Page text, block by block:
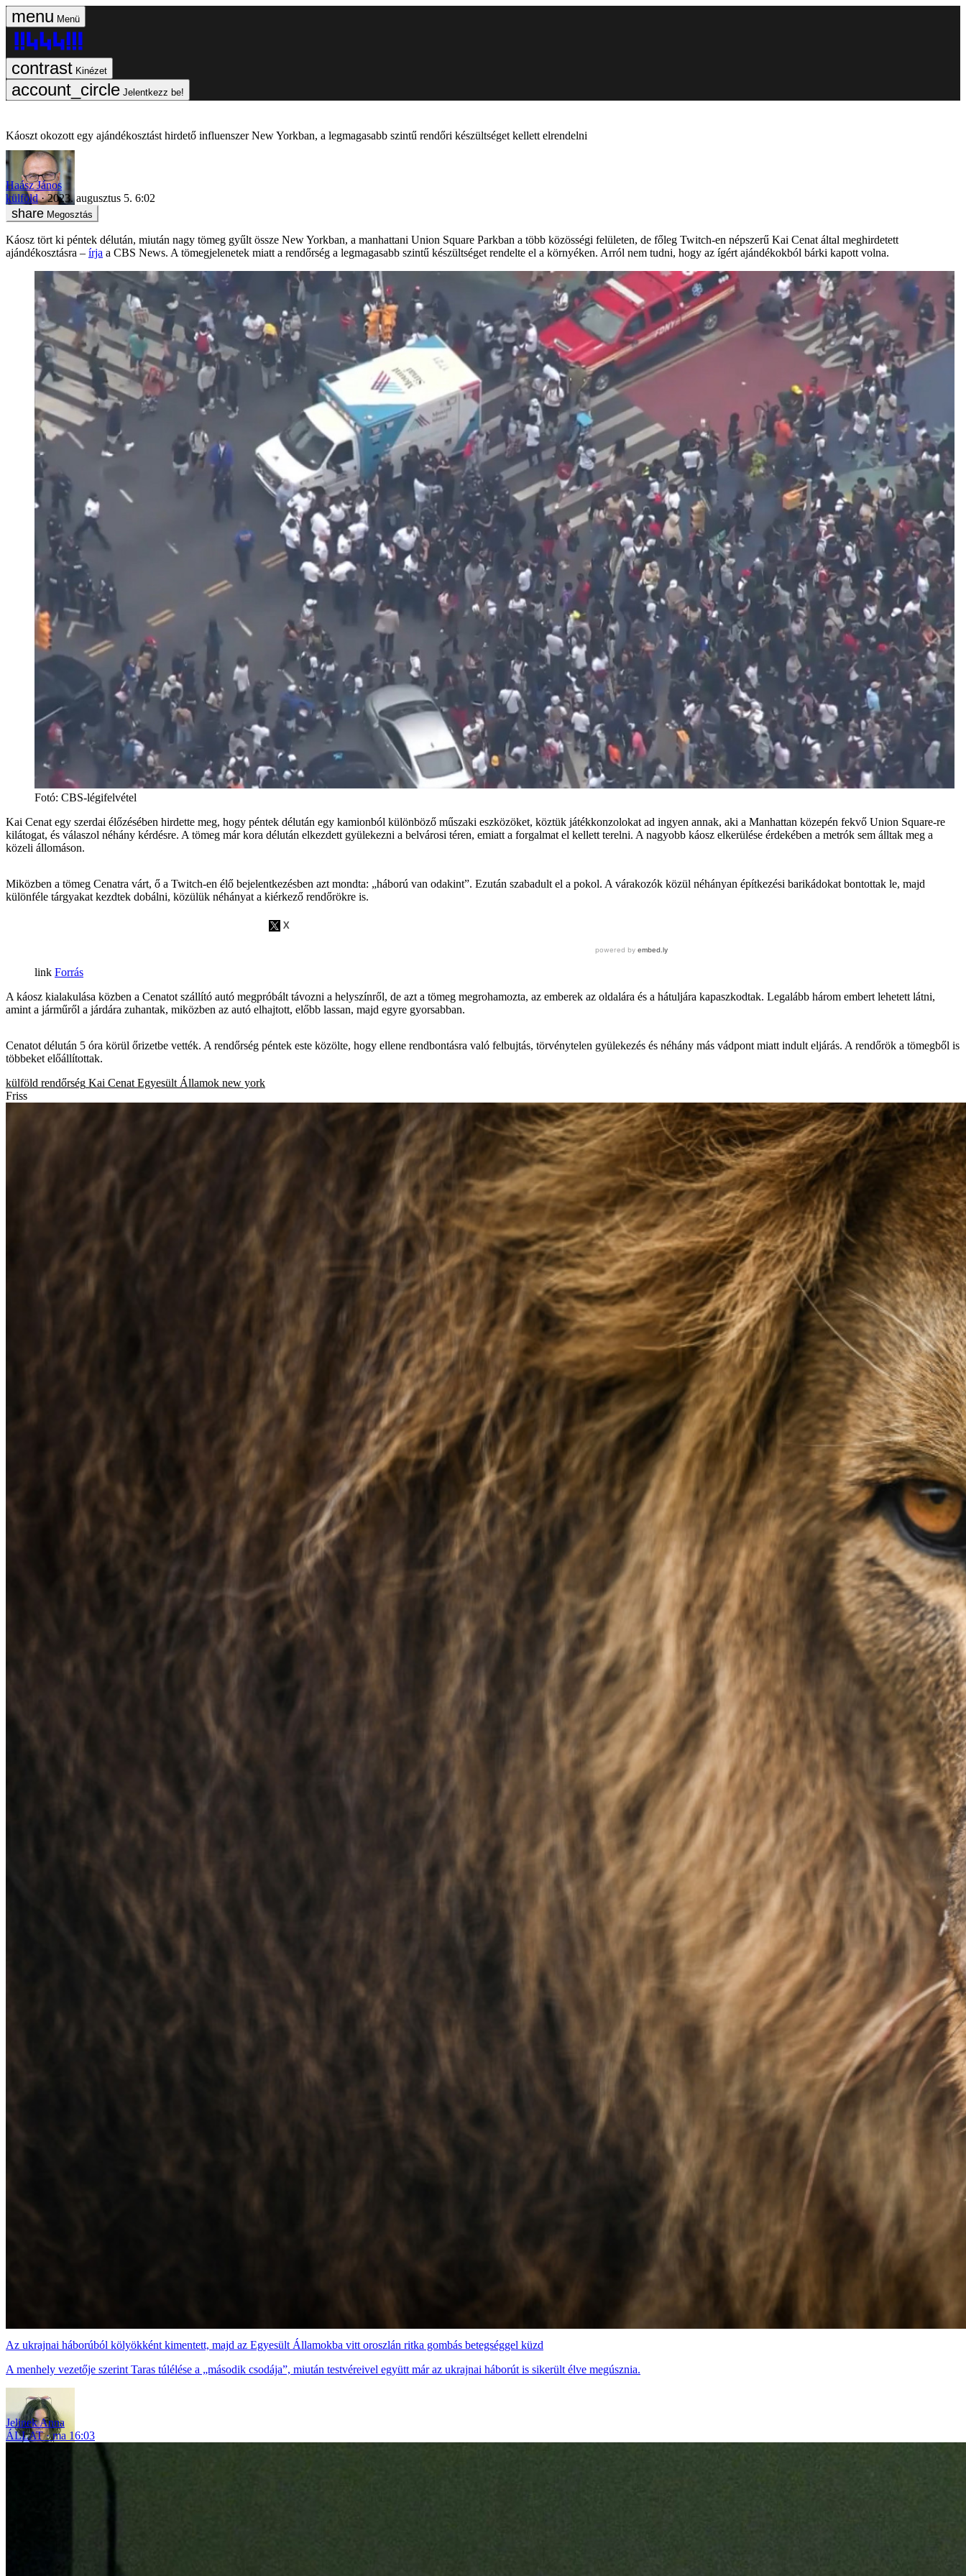
Menü
Kinézet
Jelentkezz be!
Káoszt okozott egy ajándékosztást hirdető influenszer New Yorkban, a legmagasabb szintű rendőri készültséget kellett elrendelni
Haász János
külföld
2023. augusztus 5. 6:02
Megosztás
Káosz tört ki péntek délután, miután nagy tömeg gyűlt össze New Yorkban, a manhattani Union Square Parkban a több közösségi felületen, de főleg Twitch-en népszerű Kai Cenat által meghirdetett
ajándékosztásra – írja a CBS News. A tömegjelenetek miatt a rendőrség a legmagasabb szintű készültséget rendelte el a környéken. Arról nem tudni, hogy az ígért ajándékokból bárki kapott volna.
Fotó: CBS-légifelvétel
Kai Cenat egy szerdai élőzésében hirdette meg, hogy péntek délután egy kamionból különböző műszaki eszközöket, köztük játékkonzolokat ad ingyen annak, aki a Manhattan közepén fekvő Union Square-re
kilátogat, és válaszol néhány kérdésre. A tömeg már kora délután elkezdett gyülekezni a belvárosi téren, emiatt a forgalmat el kellett terelni. A nagyobb káosz elkerülése érdekében a metrók sem álltak meg a
közeli állomáson.
Miközben a tömeg Cenatra várt, ő a Twitch-en élő bejelentkezésben azt mondta: „háború van odakint”. Ezután szabadult el a pokol. A várakozók közül néhányan építkezési barikádokat bontottak le, majd
különféle tárgyakat kezdtek dobálni, közülük néhányat a kiérkező rendőrökre is.
Forrás
A káosz kialakulása közben a Cenatot szállító autó megpróbált távozni a helyszínről, de azt a tömeg megrohamozta, az emberek az oldalára és a hátuljára kapaszkodtak. Legalább három embert lehetett látni,
amint a járműről a járdára zuhantak, miközben az autó elhajtott, előbb lassan, majd egyre gyorsabban.
Cenatot délután 5 óra körül őrizetbe vették. A rendőrség péntek este közölte, hogy ellene rendbontásra való felbujtás, törvénytelen gyülekezés és néhány más vádpont miatt indult eljárás. A rendőrök a tömegből is
többeket előállítottak.
külföld rendőrség Kai Cenat Egyesült Államok new york
Friss
Az ukrajnai háborúból kölyökként kimentett, majd az Egyesült Államokba vitt oroszlán ritka gombás betegséggel küzd
A menhely vezetője szerint Taras túlélése a „második csodája”, miután testvéreivel együtt már az ukrajnai háborút is sikerült élve megúsznia.
Jelinek Anna
ÁLLAT
ma 16:03